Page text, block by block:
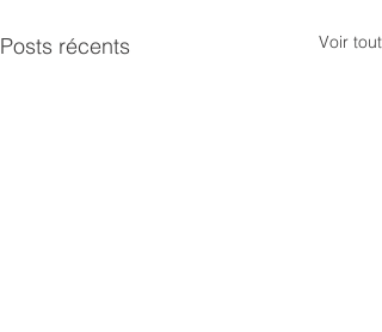
Posts récents Voir tout